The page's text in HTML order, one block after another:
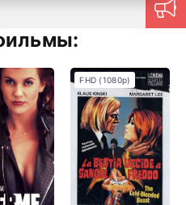
FHD (1080p)